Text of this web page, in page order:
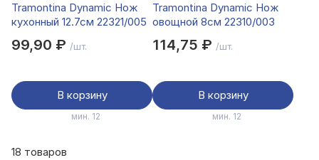
Tramontina Dynamic Нож
кухонный 12.7см 22321/005
99,90 ₽ /шт.
В корзину
мин. 12
Tramontina Dynamic Нож
овощной 8см 22310/003
114,75 ₽ /шт.
В корзину
мин. 12
18 товаров